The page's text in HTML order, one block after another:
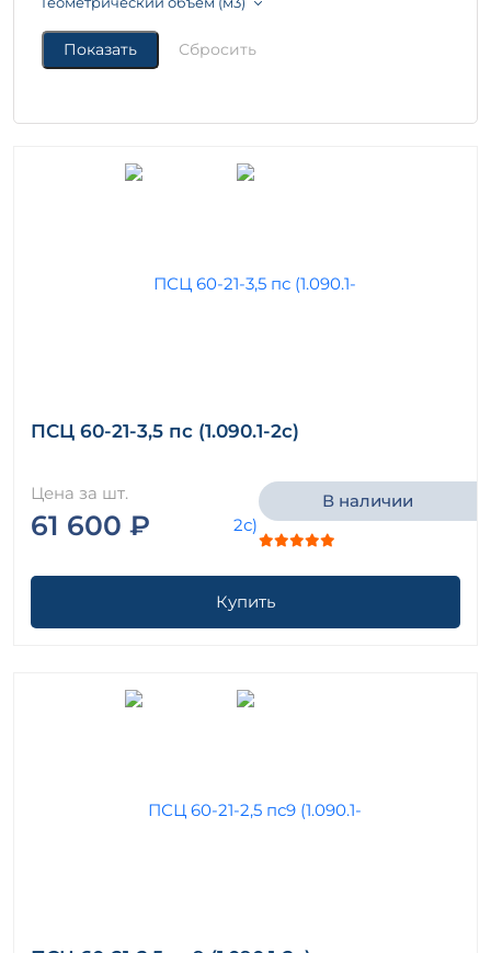
ПСЦ 60-21-3,5 пс (1.090.1-2с)
Цена за шт.
61 600 ₽
В наличии
Купить